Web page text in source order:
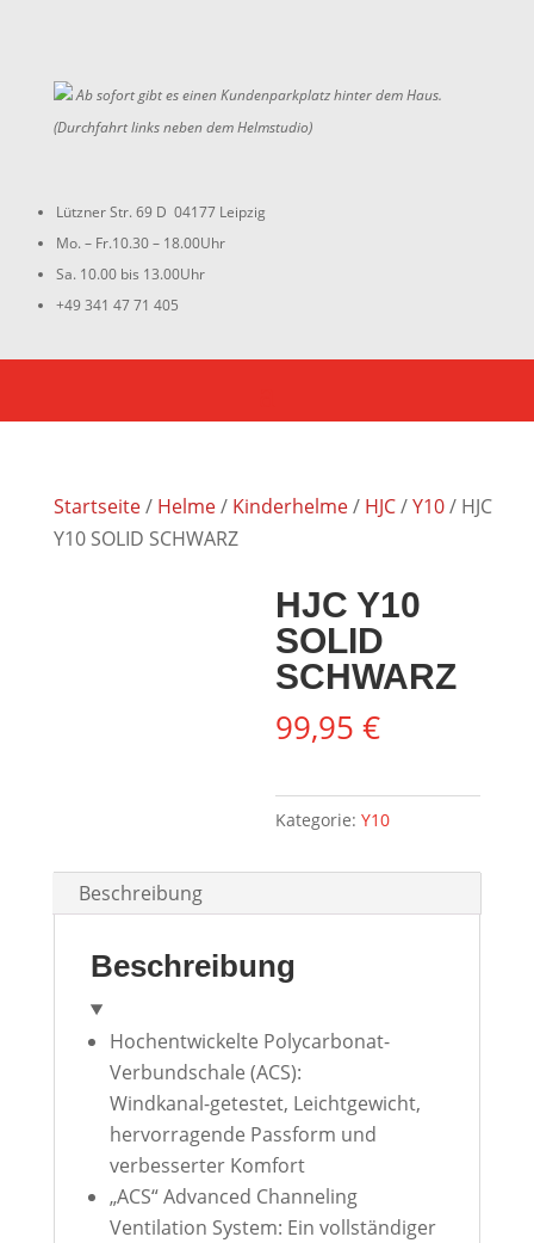
Ab sofort gibt es einen Kundenparkplatz hinter dem Haus.
(Durchfahrt links neben dem Helmstudio)
Lützner Str. 69 D 04177 Leipzig
Mo. – Fr.10.30 – 18.00Uhr
Sa. 10.00 bis 13.00Uhr
+49 341 47 71 405
Startseite/ Helme/ Kinderhelme/ HJC/Y10/ HJC
Y10 SOLID SCHWARZ
HJC Y10
SOLID
SCHWARZ
99,95€
Kategorie:Y10
Beschreibung
Beschreibung
Hochentwickelte Polycarbonat-
Verbundschale (ACS):
Windkanal-getestet, Leichtgewicht,
hervorragende Passform und
verbesserter Komfort
„ACS“ Advanced Channeling
Ventilation System: Ein vollständiger